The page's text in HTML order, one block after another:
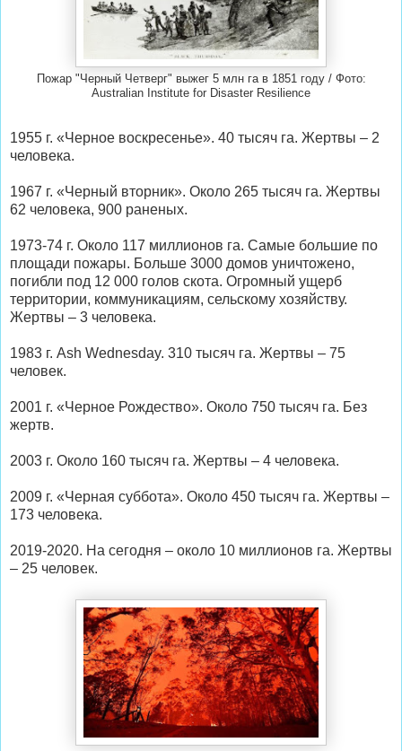
Пожар "Черный Четверг" выжег 5 млн га в 1851 году / Фото:
Australian Institute for Disaster Resilience
1955 г. «Черное воскресенье». 40 тысяч га. Жертвы – 2
человека.
1967 г. «Черный вторник». Около 265 тысяч га. Жертвы
62 человека, 900 раненых.
1973-74 г. Около 117 миллионов га. Самые большие по
площади пожары. Больше 3000 домов уничтожено,
погибли под 12 000 голов скота. Огромный ущерб
территории, коммуникациям, сельскому хозяйству.
Жертвы – 3 человека.
1983 г. Ash Wednesday. 310 тысяч га. Жертвы – 75
человек.
2001 г. «Черное Рождество». Около 750 тысяч га. Без
жертв.
2003 г. Около 160 тысяч га. Жертвы – 4 человека.
2009 г. «Черная суббота». Около 450 тысяч га. Жертвы –
173 человека.
2019-2020. На сегодня – около 10 миллионов га. Жертвы
– 25 человек.